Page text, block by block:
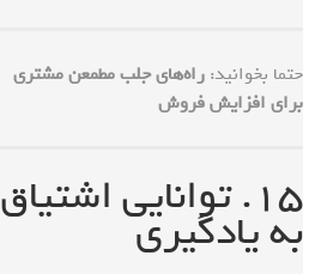
حتما بخوانید: راه‌های جلب مطمعن مشتری
برای افزایش فروش
۱۵. توانایی اشتیاق
به یادگیری